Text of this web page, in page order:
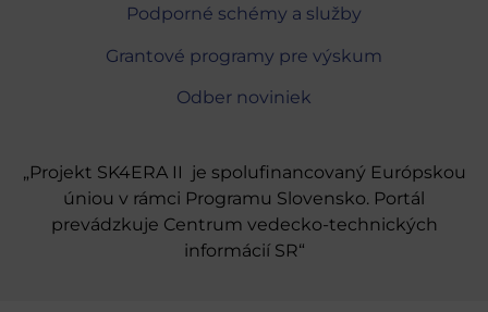
Podporné schémy a služby
Grantové programy pre výskum
Odber noviniek
„Projekt SK4ERA II je spolufinancovaný Európskou
úniou v rámci Programu Slovensko. Portál
prevádzkuje Centrum vedecko-technických
informácií SR“